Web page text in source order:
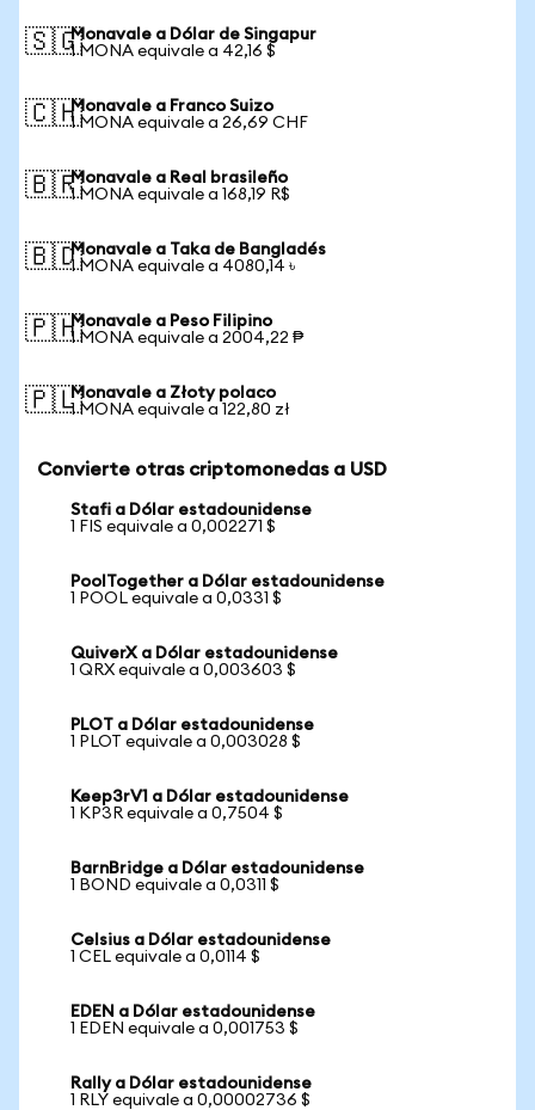
🇸🇬Monavale a Dólar de Singapur
1 MONA equivale a 42,16 $
🇨🇭Monavale a Franco Suizo
1 MONA equivale a 26,69 CHF
🇧🇷Monavale a Real brasileño
1 MONA equivale a 168,19 R$
🇧🇩Monavale a Taka de Bangladés
1 MONA equivale a 4080,14 ৳
🇵🇭Monavale a Peso Filipino
1 MONA equivale a 2004,22 ₱
🇵🇱Monavale a Złoty polaco
1 MONA equivale a 122,80 zł
Convierte otras criptomonedas a USD
Stafi a Dólar estadounidense
1 FIS equivale a 0,002271 $
PoolTogether a Dólar estadounidense
1 POOL equivale a 0,0331 $
QuiverX a Dólar estadounidense
1 QRX equivale a 0,003603 $
PLOT a Dólar estadounidense
1 PLOT equivale a 0,003028 $
Keep3rV1 a Dólar estadounidense
1 KP3R equivale a 0,7504 $
BarnBridge a Dólar estadounidense
1 BOND equivale a 0,0311 $
Celsius a Dólar estadounidense
1 CEL equivale a 0,0114 $
EDEN a Dólar estadounidense
1 EDEN equivale a 0,001753 $
Rally a Dólar estadounidense
1 RLY equivale a 0,00002736 $